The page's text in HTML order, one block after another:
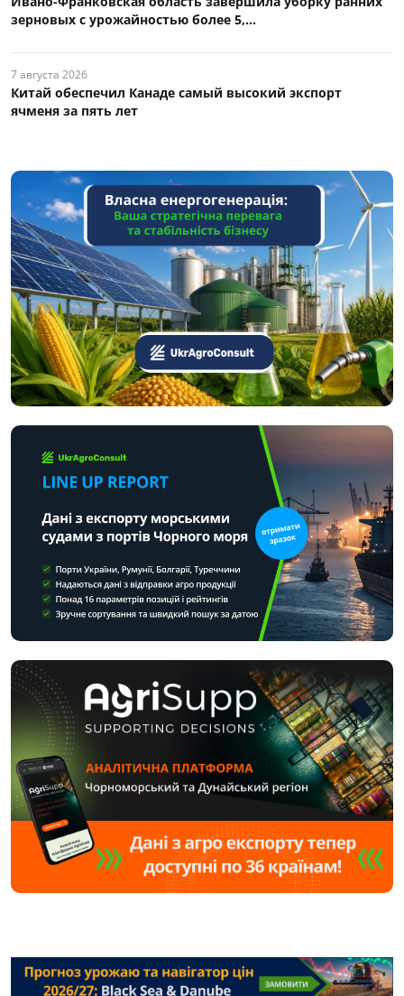
зерновых с урожайностью более 5,...
7 августа 2026
Китай обеспечил Канаде самый высокий экспорт
ячменя за пять лет